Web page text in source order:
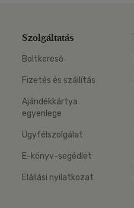
Szolgáltatás
Boltkereső
Fizetés és szállítás
Ajándékkártya
egyenlege
Ügyfélszolgálat
E-könyv-segédlet
Elállási nyilatkozat